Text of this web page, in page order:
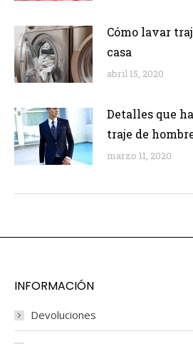
Cómo lavar
casa
abril 15, 2020
Detalles que
traje de
marzo 11, 2020
INFORMACIÓN
Devoluciones